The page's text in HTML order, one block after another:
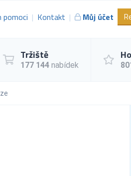
pomoci Kontakt Můj účet
Tržiště
177 144 nabídek